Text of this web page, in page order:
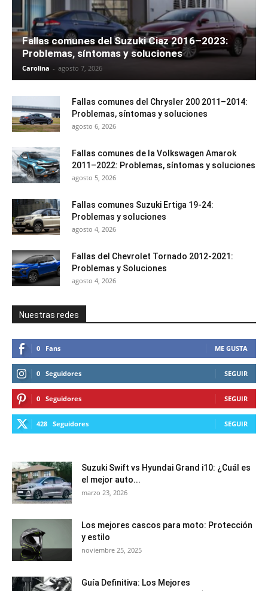
Fallas comunes del Suzuki Ciaz 2016–2023:
Problemas, síntomas y soluciones
Carolina - agosto 7, 2026
Fallas comunes del Chrysler 200 2011–2014:
Problemas, síntomas y soluciones
agosto 6, 2026
Fallas comunes de la Volkswagen Amarok
2011–2022: Problemas, síntomas y soluciones
agosto 5, 2026
Fallas comunes Suzuki Ertiga 19-24:
Problemas y soluciones
agosto 4, 2026
Fallas del Chevrolet Tornado 2012-2021:
Problemas y Soluciones
agosto 4, 2026
Nuestras redes
0 Fans ME GUSTA
0 Seguidores SEGUIR
0 Seguidores SEGUIR
428 Seguidores SEGUIR
Suzuki Swift vs Hyundai Grand i10: ¿Cuál es
el mejor auto...
marzo 23, 2026
Los mejores cascos para moto: Protección
y estilo
noviembre 25, 2025
Guía Definitiva: Los Mejores